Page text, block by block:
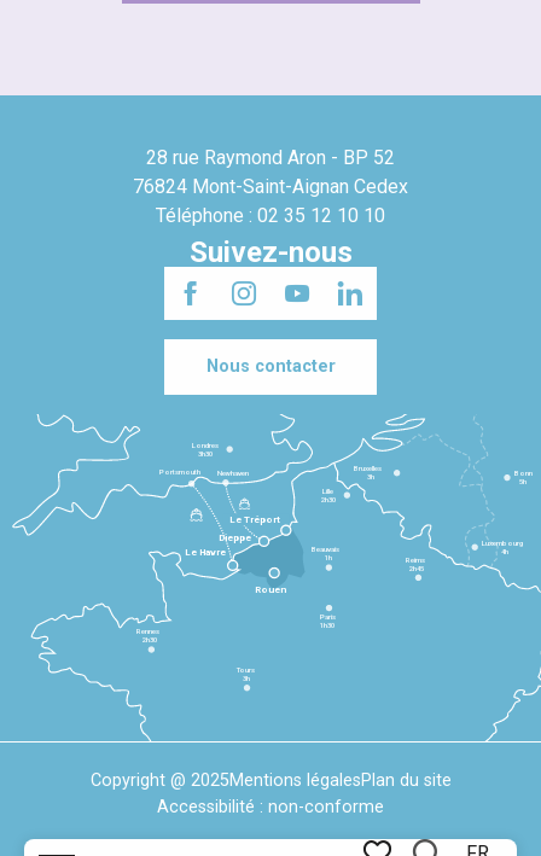
28 rue Raymond Aron - BP 52
76824 Mont-Saint-Aignan Cedex
Téléphone : 02 35 12 10 10
Suivez-nous
Nous contacter
Le Havre
Dieppe
Le Tréport
Rennes
2h30
Tours
3h
Paris
1h30
Beauvais
1h
Reims
2h45
Lille
2h30
Bruxelles
3h
Londres
3h30
Newhaven
Portsmouth
Bonn
5h
Luxembourg
4h
Rouen
Copyright @ 2025Mentions légalesPlan du site
Accessibilité : non-conforme